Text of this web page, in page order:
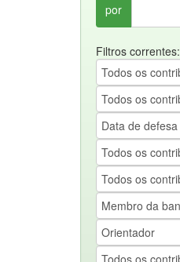
por
Filtros correntes: